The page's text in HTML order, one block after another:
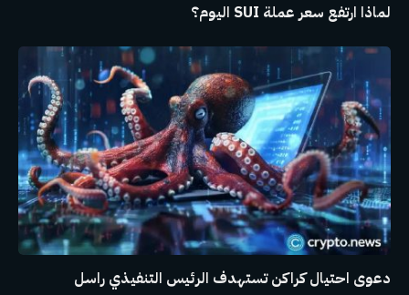
لماذا ارتفع سعر عملة SUI اليوم؟
دعوى احتيال كراكن تستهدف الرئيس التنفيذي راسل